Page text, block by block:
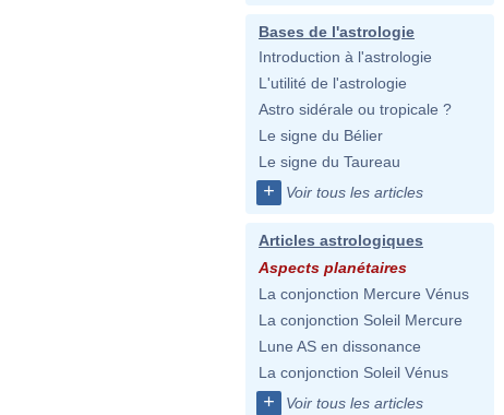
Bases de l'astrologie
Introduction à l'astrologie
L'utilité de l'astrologie
Astro sidérale ou tropicale ?
Le signe du Bélier
Le signe du Taureau
+ Voir tous les articles
Articles astrologiques
Aspects planétaires
La conjonction Mercure Vénus
La conjonction Soleil Mercure
Lune AS en dissonance
La conjonction Soleil Vénus
+ Voir tous les articles